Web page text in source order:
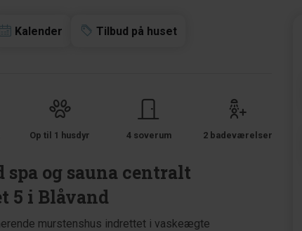
Kalender Tilbud på huset
Op til 1 husdyr 4 soverum 2 badeværelser
og sauna centralt
5 i Blåvand
murstenshus indrettet i vaskeægte